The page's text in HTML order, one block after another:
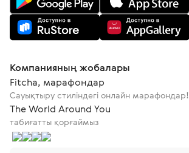
Компанияның жобалары
Fitcha, марафондар
Сауықтыру стиліндегі онлайн марафондар!
The World Around You
табиғатты қорғаймыз